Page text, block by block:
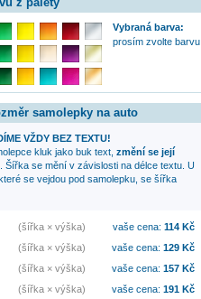
Vybraná barva:
prosím zvolte barvu
samolepky na auto
VŽDY BEZ TEXTU!
kluk jako buk text, změní se její
. Šířka se mění v závislosti na délce textu. U
se vejdou pod samolepku, se šířka
(šířka × výška) vaše cena: 114Kč
(šířka × výška)
vaše cena: 129Kč
(šířka × výška)
vaše cena: 157Kč
(šířka × výška)
vaše cena: 191Kč